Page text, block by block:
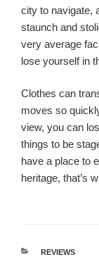
city to navigate,
staunch and
very average
lose yourself in
Clothes can
moves so
view, you can
things to be
have a place to
heritage, that’s
श्रेणियाँ
REVIEWS